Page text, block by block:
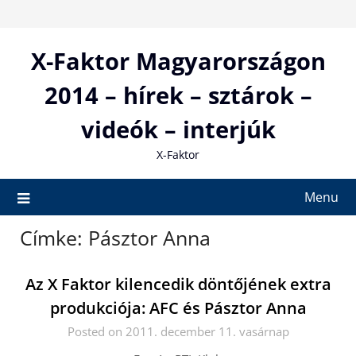
contentX-Faktor Magyarországon
2014 – hírek – sztárok –
videók – interjúk
X-Faktor
Menu
Címke: Pásztor Anna
Az X Faktor kilencedik döntőjének extra
produkciója: AFC és Pásztor Anna
Posted on 2011. december 11. vasárnap